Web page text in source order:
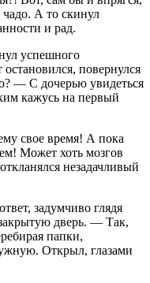
А то скинул
и рад.
успешного
повернулся
— С дочерью увидеться
кажусь на первый
свое время! А пока
Может хоть мозгов
незадачливый
задумчиво глядя
дверь. — Так,
папки,
Открыл, глазами